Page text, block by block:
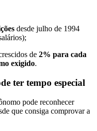
desde julho de 1994
de 2% para cada
exigido.
ter tempo especial
pode reconhecer
que consiga comprovar a